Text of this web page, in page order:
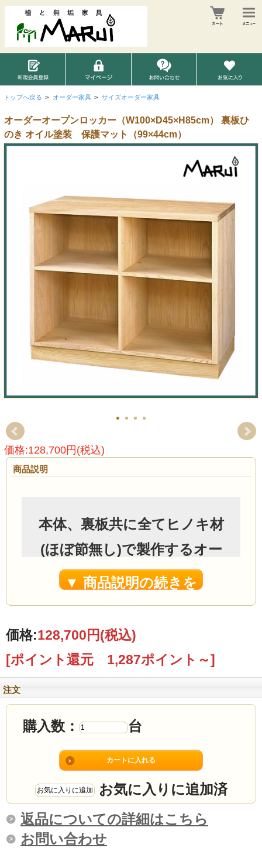
トップへ戻る > オーダー家具 > サイズオーダー家具
オーダーオープンロッカー（W100×D45×H85cm） 裏板ひ
のき オイル塗装 保護マット（99×44cm）
価格:128,700円(税込)
商品説明
本体、裏板共に全てヒノキ材
(ほぼ節無し)で製作するオー
プンロッカーです。
棚が入ります
天板上に敷く1mm厚の別注透
明マット(99×44cm)を1枚付
属。
オープンロッカーは図面を作
成いたします。出来次第メー
ルにてお送り致しますので、
ご確認をお願い致します。
▼ 商品説明の続きを
価格:128,700円(税込)
[ポイント還元 1,287ポイント～]
注文
購入数： 台
お気に入りに追加済
返品についての詳細はこちら
お問い合わせ